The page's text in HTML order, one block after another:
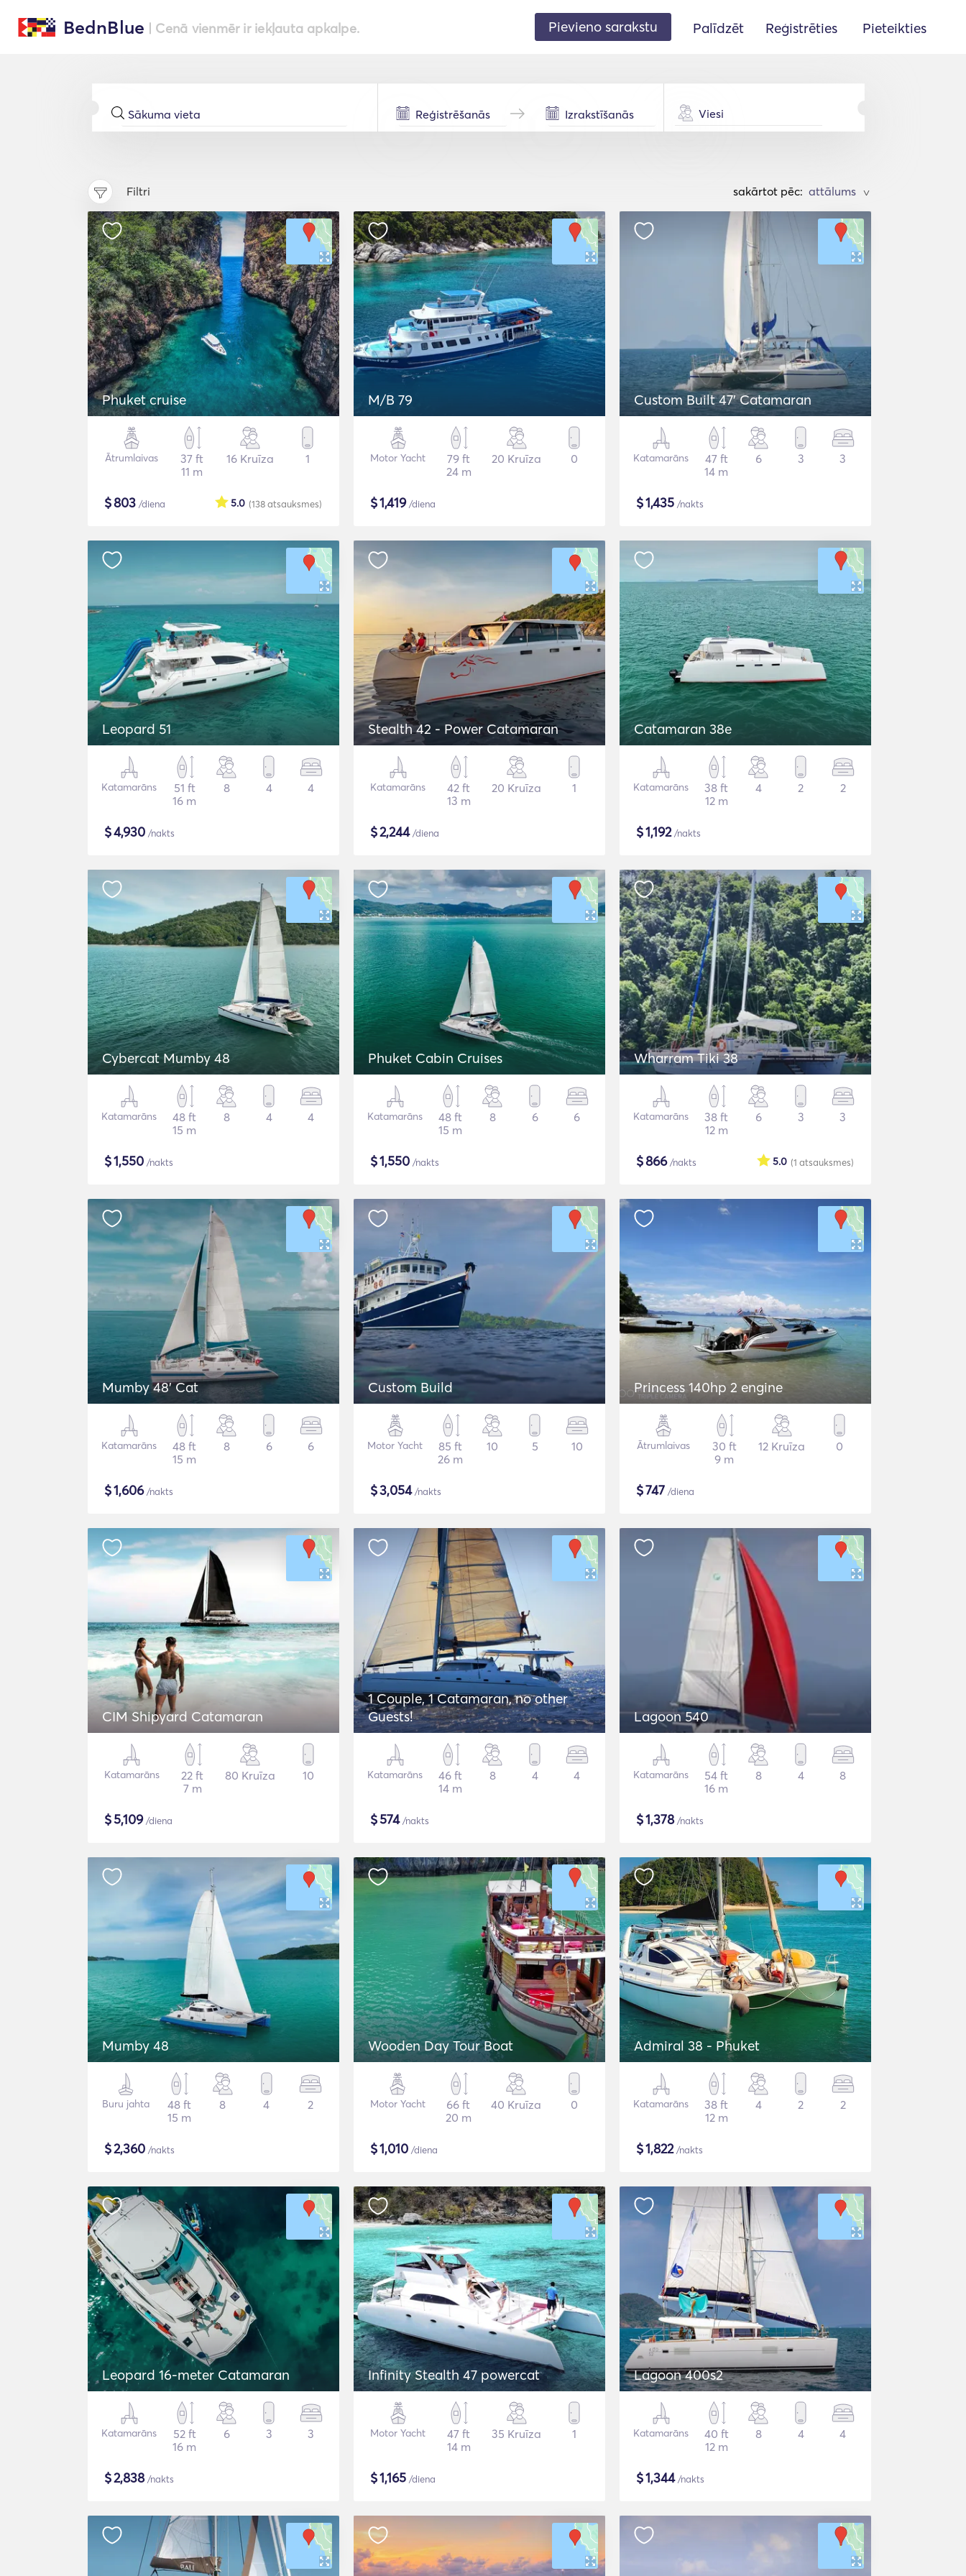
BednBlue | Cenā vienmēr ir iekļauta apkalpe. Pievieno sarakstu Palīdzēt Reģistrēties Pieteikties
Viesi
Filtri sakārtot pēc: >
Phuket cruise
Ātrumlaivas
37 ft
11 m
16 Kruīza 1
$803 /diena (138atsauksmes)
5.0
M/B 79
Motor Yacht
79 ft
24 m
20 Kruīza 0
$1,419/diena
Custom Built 47' Catamaran
Katamarāns
47 ft
14 m
6 3 3
$1,435 /nakts
Leopard 51
Katamarāns
51 ft
16 m
8 4 4
$4,930 /nakts
Stealth 42 - Power Catamaran
Katamarāns
42 ft
13 m
20 Kruīza 1
$2,244/diena
Catamaran 38e
Katamarāns
38 ft
12 m
4 2 2
$1,192/nakts
Cybercat Mumby 48
Katamarāns
48 ft
15 m
8 4 4
$1,550 /nakts
Phuket Cabin Cruises
Katamarāns
48 ft
15 m
8 6 6
$1,550 /nakts
Wharram Tiki 38
Katamarāns
38 ft
12 m
6 3 3
$866/nakts (1 atsauksmes)
5.0
Mumby 48' Cat
Katamarāns
48 ft
15 m
8 6 6
$1,606/nakts
Custom Build
Motor Yacht
85 ft
26 m
10 5 10
$3,054/nakts
Princess 140hp 2 engine
Ātrumlaivas
30 ft
9 m
12 Kruīza 0
$747 /diena
CIM Shipyard Catamaran
Katamarāns
22 ft
7 m
80 Kruīza 10
$5,109/diena
1 Couple, 1 Catamaran, no other
Guests!
Katamarāns
46 ft
14 m
8 4 4
$574/nakts
Lagoon 540
Katamarāns
54 ft
16 m
8 4 8
$1,378/nakts
Mumby 48
Buru jahta
48 ft
15 m
8 4 2
$2,360 /nakts
Wooden Day Tour Boat
Motor Yacht
66 ft
20 m
40 Kruīza 0
$1,010 /diena
Admiral 38 - Phuket
Katamarāns
38 ft
12 m
4 2 2
$1,822/nakts
Leopard 16-meter Catamaran
Katamarāns
52 ft
16 m
6 3 3
$2,838/nakts
Infinity Stealth 47 powercat
Motor Yacht
47 ft
14 m
35 Kruīza 1
$1,165 /diena
Lagoon 400s2
Katamarāns
40 ft
12 m
8 4 4
$1,344/nakts